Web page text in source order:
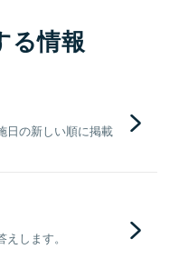
る情報
日の新しい順に掲載
します。